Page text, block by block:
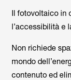
Il fotovoltaico in
l’accessibilità e
Non richiede
mondo
contenuto ed